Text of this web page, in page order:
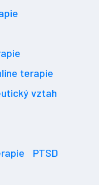
terapie
vztah
PTSD